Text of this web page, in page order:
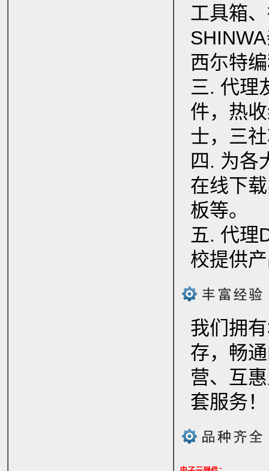
工具箱
西尓特
三. 代理
件，热
士，三
四. 为各
在线下
板等。
五. 代理
校提供
我们拥
存，畅
营、互
套服务！